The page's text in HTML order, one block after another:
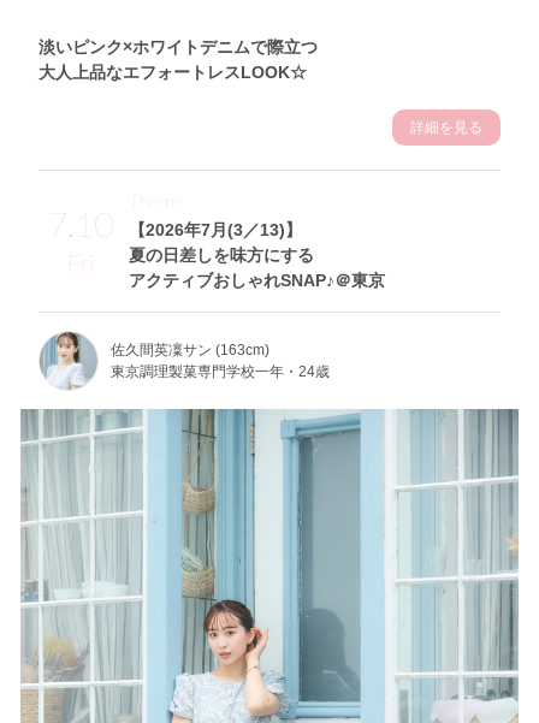
淡いピンク×ホワイトデニムで際立つ
大人上品なエフォートレスLOOK☆
詳細を見る
7.10
Fri
【2026年7月(3／13)】
夏の日差しを味方にする
アクティブおしゃれSNAP♪＠東京
Theme
佐久間英凜サン (163cm)
東京調理製菓専門学校一年・24歳